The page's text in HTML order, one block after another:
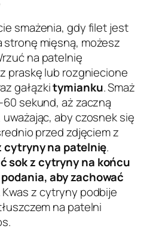
smażenia, gdy filet jest
mięsną, możesz
na patelnię
praskę lub rozgniecione
gałązkitymianku. Smaż
sekund, aż zaczną
aby czosnek się
przed zdjęciem z
cytryny na patelnię.
sok z cytryny na końcu
aby zachować
Kwas z cytryny podbije
na patelni